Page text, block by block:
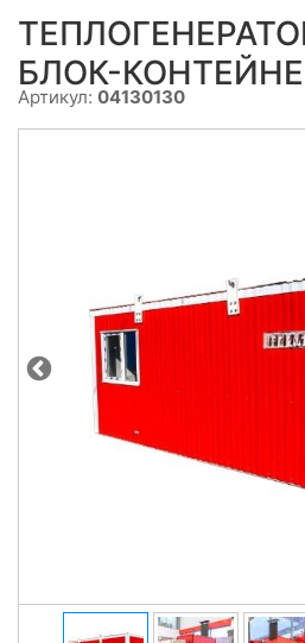
БЛОК-
Артикул: 04130130